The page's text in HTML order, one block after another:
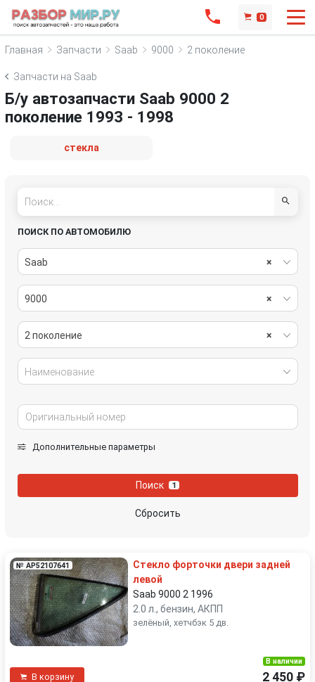
0
Главная Запчасти Saab 9000 2 поколение
Запчасти на Saab
Б/у автозапчасти Saab 9000 2
поколение 1993 - 1998
стекла
ПОИСК ПО АВТОМОБИЛЮ
×
Saab
×
9000
×
2 поколение
Наименование
Дополнительные параметры
Поиск 1
Сбросить
№ AP52107641
Стекло форточки двери задней
левой
Saab 9000 2 1996
2.0 л., бензин, АКПП
зелёный, хетчбэк 5 дв.
В корзину
В наличии
2 450 ₽